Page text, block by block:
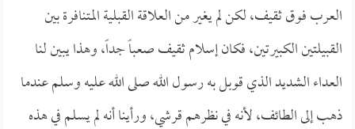
العرب فوق ثقيف، لكن لم يغير من العلاقة القبلية المتنافرة بين
القبيلتين الكبيرتين، فكان إسلام ثقيف صعباً جداً، وهذا يبين لنا
العداء الشديد الذي قوبل به رسول الله صلى الله عليه وسلم عندما
ذهب إلى الطائف، لأنه في نظرهم قرشي، ورأينا أنه لم يسلم في هذه